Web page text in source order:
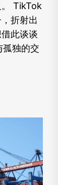
TikTok
折射出
此谈谈
独的交